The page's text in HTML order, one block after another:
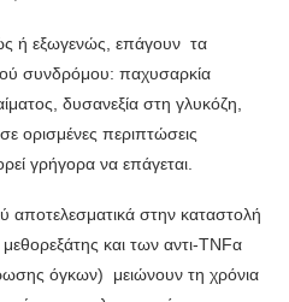
ή εξωγενώς, επάγουν τα
συνδρόμου: παχυσαρκία
δυσανεξία στη γλυκόζη,
ορισμένες περιπτώσεις
γρήγορα να επάγεται.
αποτελεσματικά στην καταστολή
και των αντι-ΤΝFα
όγκων) μειώνουν τη χρόνια